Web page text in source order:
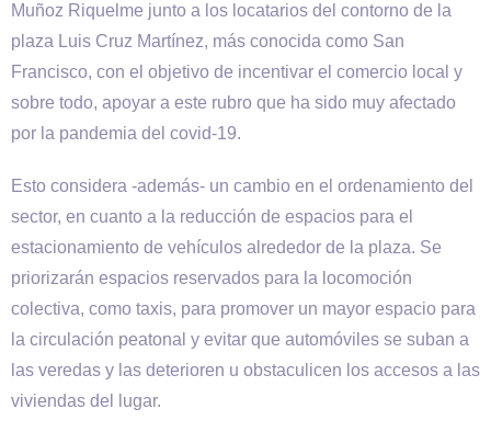
Muñoz Riquelme junto a los locatarios del contorno de la
plaza Luis Cruz Martínez, más conocida como San
Francisco, con el objetivo de incentivar el comercio local y
sobre todo, apoyar a este rubro que ha sido muy afectado
por la pandemia del covid-19.
Esto considera -además- un cambio en el ordenamiento del
sector, en cuanto a la reducción de espacios para el
estacionamiento de vehículos alrededor de la plaza. Se
priorizarán espacios reservados para la locomoción
colectiva, como taxis, para promover un mayor espacio para
la circulación peatonal y evitar que automóviles se suban a
las veredas y las deterioren u obstaculicen los accesos a las
viviendas del lugar.